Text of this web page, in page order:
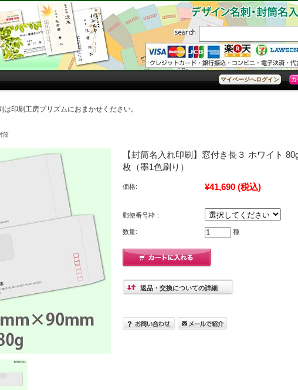
マイページへログイン カ
印刷工房プリズムにおまかせください。
筒
【封筒名入れ印刷】窓付き長３ ホワイト
枚（墨1色刷り）
価格: ¥41,690 (税込)
郵便番号枠：
数量: 種
返品・交換についての詳細